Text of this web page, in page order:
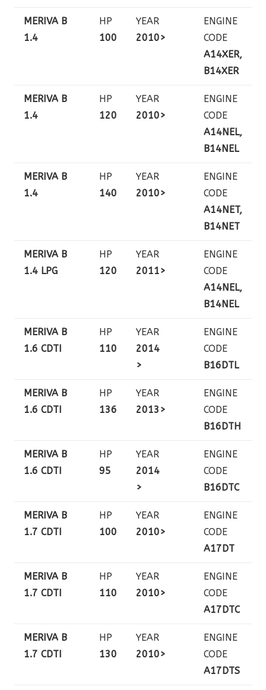
MERIVA B
1.4
HP
100
YEAR
2010>
ENGINE
CODE
A14XER,
B14XER
MERIVA B
1.4
HP
120
YEAR
2010>
ENGINE
CODE
A14NEL,
B14NEL
MERIVA B
1.4
HP
140
YEAR
2010>
ENGINE
CODE
A14NET,
B14NET
MERIVA B
1.4 LPG
HP
120
YEAR
2011>
ENGINE
CODE
A14NEL,
B14NEL
MERIVA B
1.6 CDTI
HP
110
YEAR
2014
>
ENGINE
CODE
B16DTL
MERIVA B
1.6 CDTI
HP
136
YEAR
2013>
ENGINE
CODE
B16DTH
MERIVA B
1.6 CDTI
HP
95
YEAR
2014
>
ENGINE
CODE
B16DTC
MERIVA B
1.7 CDTI
HP
100
YEAR
2010>
ENGINE
CODE
A17DT
MERIVA B
1.7 CDTI
HP
110
YEAR
2010>
ENGINE
CODE
A17DTC
MERIVA B
1.7 CDTI
HP
130
YEAR
2010>
ENGINE
CODE
A17DTS